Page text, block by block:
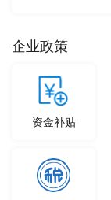
企业政策
资金补贴